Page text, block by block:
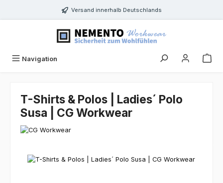
Zum Hauptinhalt springenVersand innerhalb Deutschlands
Navigation
T-Shirts & Polos | Ladies´ Polo
Susa | CG Workwear
Bildergalerie überspringen